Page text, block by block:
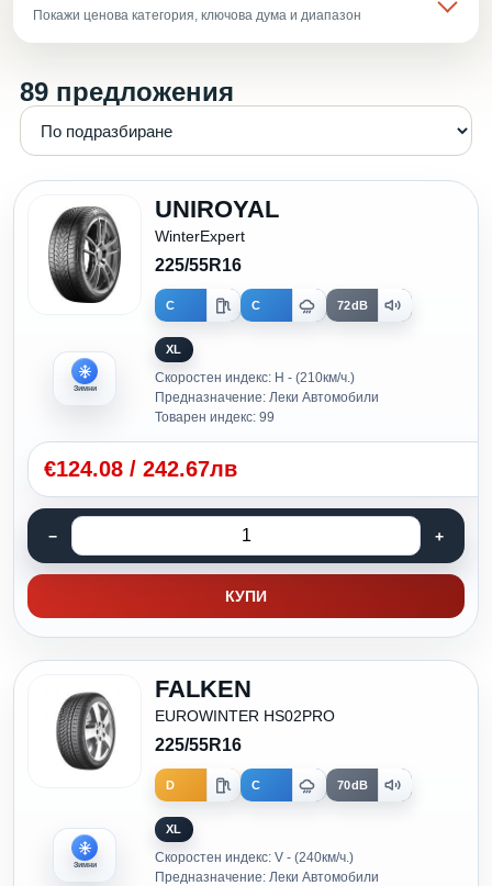
Покажи ценова категория, ключова дума и диапазон
89 предложения
Зимни
UNIROYAL
WinterExpert
225/55R16
C C 72dB
XL
Скоростен индекс: H - (210км/ч.)
Предназначение: Леки Автомобили
Товарен индекс: 99
€124.08 / 242.67лв
КУПИ
Зимни
FALKEN
EUROWINTER HS02PRO
225/55R16
D C 70dB
XL
Скоростен индекс: V - (240км/ч.)
Предназначение: Леки Автомобили